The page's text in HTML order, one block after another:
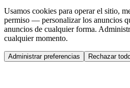
Usamos cookies para operar el sitio,
permiso — personalizar los anuncios
anuncios de cualquier forma.
cualquier momento.
Administrar preferencias Rechazar